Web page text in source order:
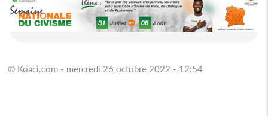
© Koaci.com - mercredi 26 octobre 2022 - 12:54